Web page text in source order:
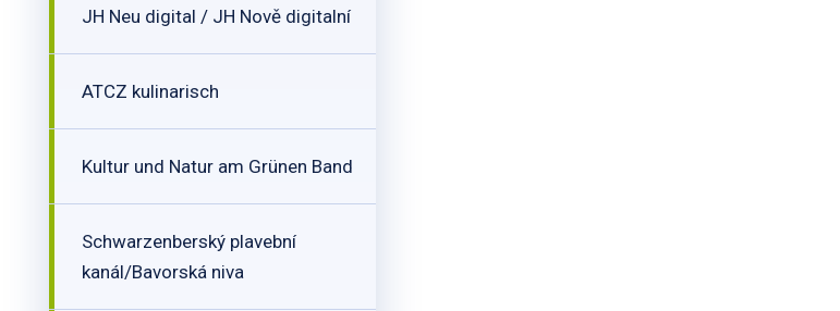
JH Neu digital / JH Nově digitalní
ATCZ kulinarisch
Kultur und Natur am Grünen Band
Schwarzenberský plavební
kanál/Bavorská niva